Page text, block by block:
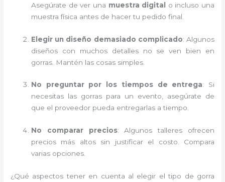
Asegúrate de ver una muestra digital
o incluso una
muestra física antes de hacer tu pedido final.
Elegir un diseño demasiado complicado: Algunos
diseños con muchos detalles no se ven bien en
gorras. Mantén las cosas simples.
No preguntar por los tiempos de entrega: Si
necesitas las gorras para un evento, asegúrate de
que el proveedor pueda entregarlas a tiempo.
No comparar precios: Algunos talleres ofrecen
precios más altos sin justificar el costo. Compara
varias opciones.
¿Qué aspectos tener en cuenta al elegir el tipo de gorra